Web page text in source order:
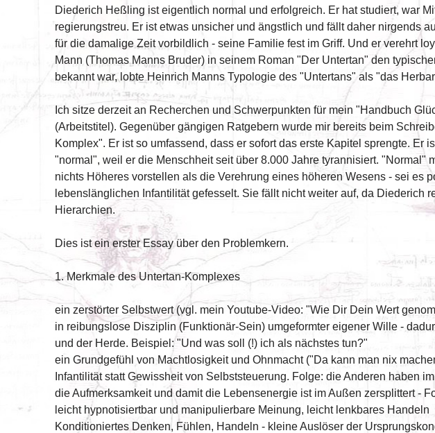
Diederich Heßling ist eigentlich normal und erfolgreich. Er hat studiert, war
regierungstreu. Er ist etwas unsicher und ängstlich und fällt daher nirgends
für die damalige Zeit vorbildlich - seine Familie fest im Griff. Und er verehrt
Mann (Thomas Manns Bruder) in seinem Roman "Der Untertan" den
bekannt war, lobte Heinrich Manns Typologie des "Untertans" als "das
Ich sitze derzeit an Recherchen und Schwerpunkten für mein "Handbuch
(Arbeitstitel). Gegenüber gängigen Ratgebern wurde mir bereits beim
Komplex". Er ist so umfassend, dass er sofort das erste Kapitel sprengte.
"normal", weil er die Menschheit seit über 8.000 Jahre tyrannisiert.
nichts Höheres vorstellen als die Verehrung eines höheren Wesens - sei
lebenslänglichen Infantilität gefesselt. Sie fällt nicht weiter auf, da Diederich
Hierarchien.
Dies ist ein erster Essay über den Problemkern.
1. Merkmale des Untertan-Komplexes
ein zerstörter Selbstwert (vgl. mein Youtube-Video: "Wie Dir Dein Wert
in reibungslose Disziplin (Funktionär-Sein) umgeformter eigener Wille -
und der Herde. Beispiel: "Und was soll (!) ich als nächstes tun?"
ein Grundgefühl von Machtlosigkeit und Ohnmacht ("Da kann man nix
Infantilität statt Gewissheit von Selbststeuerung. Folge: die Anderen haben
die Aufmerksamkeit und damit die Lebensenergie ist im Außen zersplittert -
leicht hypnotisiertbar und manipulierbare Meinung, leicht lenkbares Handeln
Konditioniertes Denken, Fühlen, Handeln - kleine Auslöser der